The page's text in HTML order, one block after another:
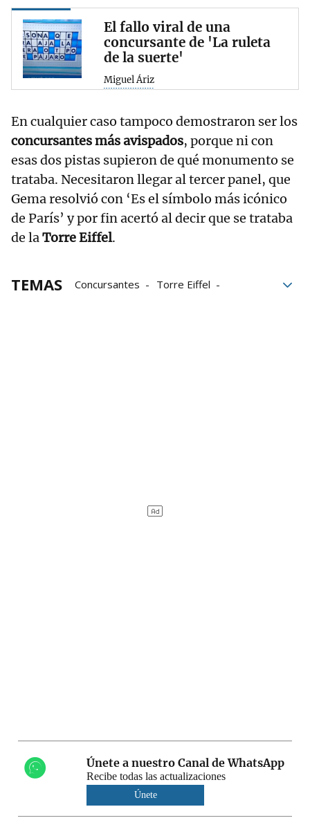
El fallo viral de una
concursante de 'La ruleta
de la suerte'
Miguel Áriz
En cualquier caso tampoco demostraron ser los
concursantes más avispados, porque ni con
esas dos pistas supieron de qué monumento se
trataba. Necesitaron llegar al tercer panel, que
Gema resolvió con ‘Es el símbolo más icónico
de París’ y por fin acertó al decir que se trataba
de laTorre Eiffel.
TEMAS Concursantes
Torre Eiffel
Únete a nuestro Canal de WhatsApp
Recibe todas las actualizaciones
Únete